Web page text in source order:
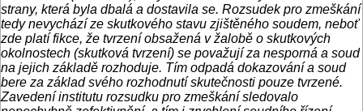
strany, která byla dbalá a dostavila se. Rozsudek pro zmeškání
tedy nevychází ze skutkového stavu zjištěného soudem, neboť
zde platí fikce, že tvrzení obsažená v žalobě o skutkových
okolnostech (skutková tvrzení) se považují za nesporná a soud
na jejich základě rozhoduje. Tím odpadá dokazování a soud
bere za základ svého rozhodnutí skutečnosti pouze tvrzené.
Zavedení institutu rozsudku pro zmeškání sledovalo